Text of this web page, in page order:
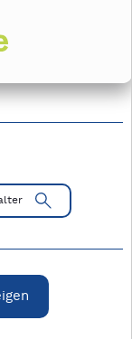
Mit Pfeiltasten